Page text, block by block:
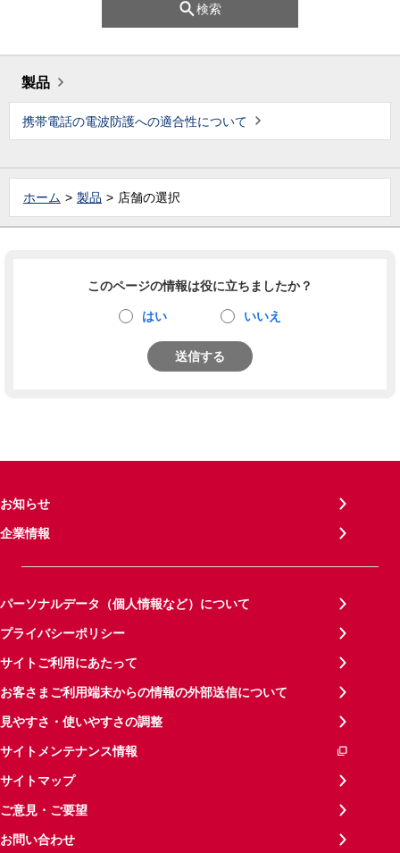
検索
製品
携帯電話の電波防護への適合性について
ホーム 製品 店舗の選択
このページの情報は役に立ちましたか？
はい いいえ
送信する
お知らせ
企業情報
パーソナルデータ（個人情報など）について
プライバシーポリシー
サイトご利用にあたって
お客さまご利用端末からの情報の外部送信について
見やすさ・使いやすさの調整
サイトメンテナンス情報
サイトマップ
ご意見・ご要望
お問い合わせ